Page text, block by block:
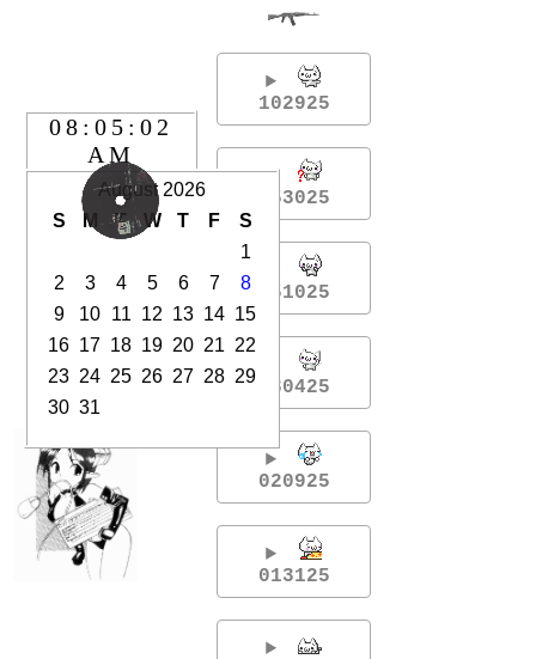
102925
053025
051025
030425
020925
013125